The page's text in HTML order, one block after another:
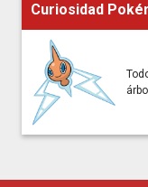
Curiosidad